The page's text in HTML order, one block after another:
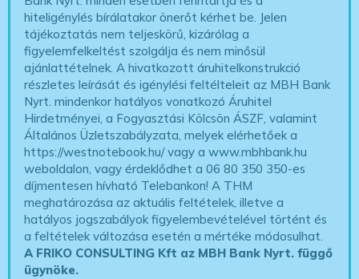
hiteligénylés bírálatakor önerőt kérhet be. Jelen
tájékoztatás nem teljeskörű, kizárólag a
figyelemfelkeltést szolgálja és nem minősül
ajánlattételnek. A hivatkozott áruhitelkonstrukció
részletes leírását és igénylési feltélteleit az MBH Bank
Nyrt. mindenkor hatályos vonatkozó Áruhitel
Hirdetményei, a Fogyasztási Kölcsön ÁSZF, valamint
Általános Üzletszabályzata, melyek elérhetőek a
https://westnotebook.hu/vagy a www.mbhbank.hu
weboldalon, vagy érdeklődhet a 06 80 350 350-es
díjmentesen hívható Telebankon! A THM
meghatározása az aktuális feltételek, illetve a
hatályos jogszabályok figyelembevételével történt és
a feltételek változása esetén a mértéke módosulhat.
A FRIKO CONSULTING Kft az MBH Bank Nyrt. függő
ügynöke.